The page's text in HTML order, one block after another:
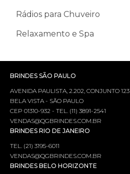
Rádios para Chuveiro
Relaxamento e Spa
BRINDES SÃO PAULO
AVENIDA PAULISTA, 2.202, CONJUNTO 123
BELA VISTA - SÃO PAULO
CEP 01310-932 - TEL. (11) 3891-2541
VENDAS@QGBRINDES.COM.BR
BRINDES RIO DE JANEIRO
TEL. (21) 3195-6011
VENDAS@QGBRINDES.COM.BR
BRINDES BELO HORIZONTE